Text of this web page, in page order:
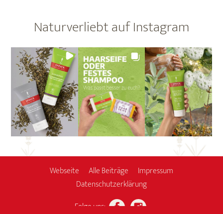
Naturverliebt auf Instagram
Webseite Alle Beiträge
Impressum
Datenschutzerklärung
Folge uns:
FacebookInstagram